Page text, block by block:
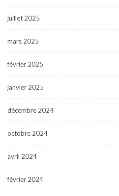
juillet 2025
mars 2025
février 2025
janvier 2025
décembre 2024
octobre 2024
avril 2024
février 2024